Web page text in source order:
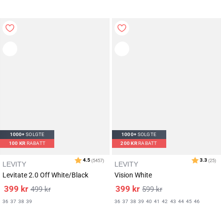
1000+SOLGTE
100 KR RABATT
LEVITY
Levitate 2.0 Off White/Black
499kr
399 kr
36 37 38 39
1000+SOLGTE
200KRRABATT
LEVITY
Vision White
599kr
399 kr
36 37 38 39 40 41 42 43 44 45 46